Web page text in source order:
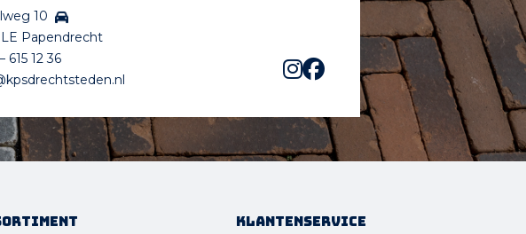
10
LE Papendrecht
615 12 36
Klantenservice